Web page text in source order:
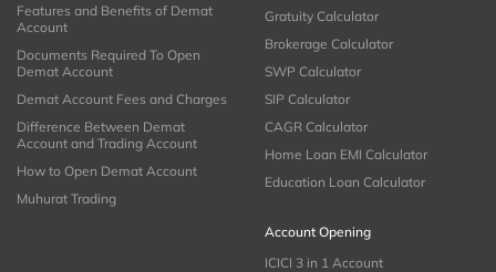
Features and Benefits of Demat
Account
Documents Required To Open
Demat Account
Demat Account Fees and Charges
Difference Between Demat
Account and Trading Account
How to Open Demat Account
Muhurat Trading
Gratuity Calculator
Brokerage Calculator
SWP Calculator
SIP Calculator
CAGR Calculator
Home Loan EMI Calculator
Education Loan Calculator
Account Opening
ICICI 3 in 1 Account